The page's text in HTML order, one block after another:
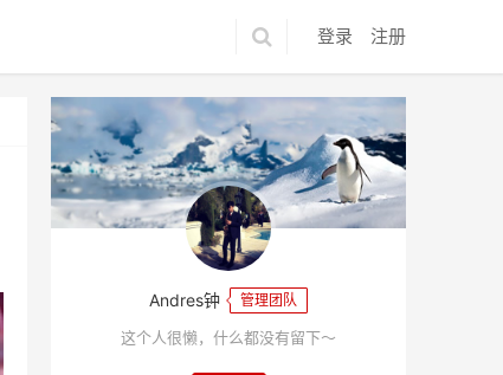
登录 注册
Andres钟 管理团队
这个人很懒，什么都没有留下～